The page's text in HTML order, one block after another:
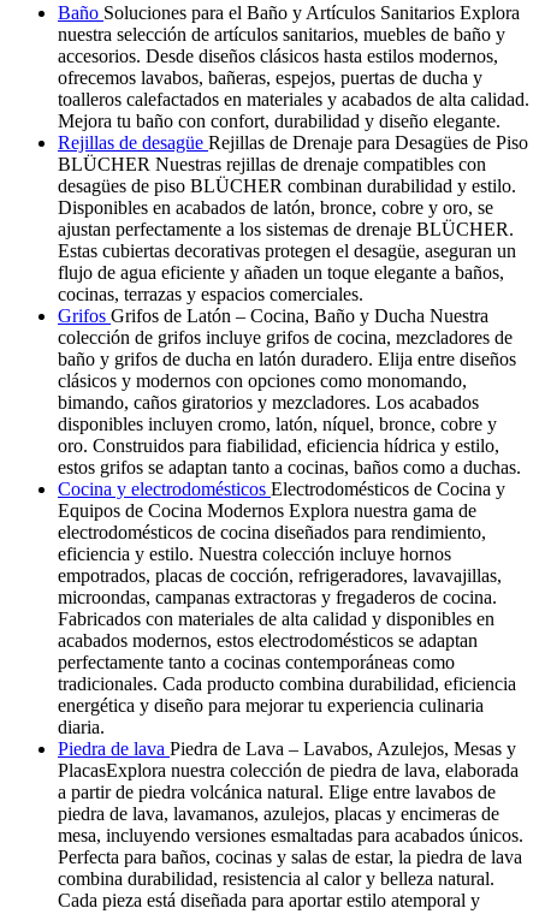
Baño Soluciones para el Baño y Artículos Sanitarios Explora
nuestra selección de artículos sanitarios, muebles de baño y
accesorios. Desde diseños clásicos hasta estilos modernos,
ofrecemos lavabos, bañeras, espejos, puertas de ducha y
toalleros calefactados en materiales y acabados de alta calidad.
Mejora tu baño con confort, durabilidad y diseño elegante.
Rejillas de desagüe Rejillas de Drenaje para Desagües de Piso
BLÜCHER Nuestras rejillas de drenaje compatibles con
desagües de piso BLÜCHER combinan durabilidad y estilo.
Disponibles en acabados de latón, bronce, cobre y oro, se
ajustan perfectamente a los sistemas de drenaje BLÜCHER.
Estas cubiertas decorativas protegen el desagüe, aseguran un
flujo de agua eficiente y añaden un toque elegante a baños,
cocinas, terrazas y espacios comerciales.
Grifos Grifos de Latón – Cocina, Baño y Ducha Nuestra
colección de grifos incluye grifos de cocina, mezcladores de
baño y grifos de ducha en latón duradero. Elija entre diseños
clásicos y modernos con opciones como monomando,
bimando, caños giratorios y mezcladores. Los acabados
disponibles incluyen cromo, latón, níquel, bronce, cobre y
oro. Construidos para fiabilidad, eficiencia hídrica y estilo,
estos grifos se adaptan tanto a cocinas, baños como a duchas.
Cocina y electrodomésticos Electrodomésticos de Cocina y
Equipos de Cocina Modernos Explora nuestra gama de
electrodomésticos de cocina diseñados para rendimiento,
eficiencia y estilo. Nuestra colección incluye hornos
empotrados, placas de cocción, refrigeradores, lavavajillas,
microondas, campanas extractoras y fregaderos de cocina.
Fabricados con materiales de alta calidad y disponibles en
acabados modernos, estos electrodomésticos se adaptan
perfectamente tanto a cocinas contemporáneas como
tradicionales. Cada producto combina durabilidad, eficiencia
energética y diseño para mejorar tu experiencia culinaria
diaria.
Piedra de lava Piedra de Lava – Lavabos, Azulejos, Mesas y
PlacasExplora nuestra colección de piedra de lava, elaborada
a partir de piedra volcánica natural. Elige entre lavabos de
piedra de lava, lavamanos, azulejos, placas y encimeras de
mesa, incluyendo versiones esmaltadas para acabados únicos.
Perfecta para baños, cocinas y salas de estar, la piedra de lava
combina durabilidad, resistencia al calor y belleza natural.
Cada pieza está diseñada para aportar estilo atemporal y